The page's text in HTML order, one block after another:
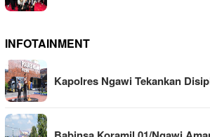
INFOTAINMENT
Kapolres Ngawi Tekankan